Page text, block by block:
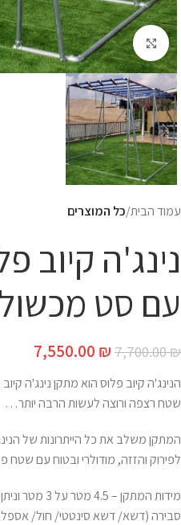
Click to enlarge
עמוד הבית כל המוצרים
עם סט
7,700.00₪
7,550.00 ₪
הנינג'ה קיוב פלוס הוא מתקן נינג'ה
שטח רצפה ורוצה לעשות הרבה יותר…
המתקן משלב את כל הייתרונות של
לפירוק והזזה, מודולרי ובטוח עם שטח
מידות המתקן
סבירה (דשא/ דשא סינטטי/ חול/ אספלט